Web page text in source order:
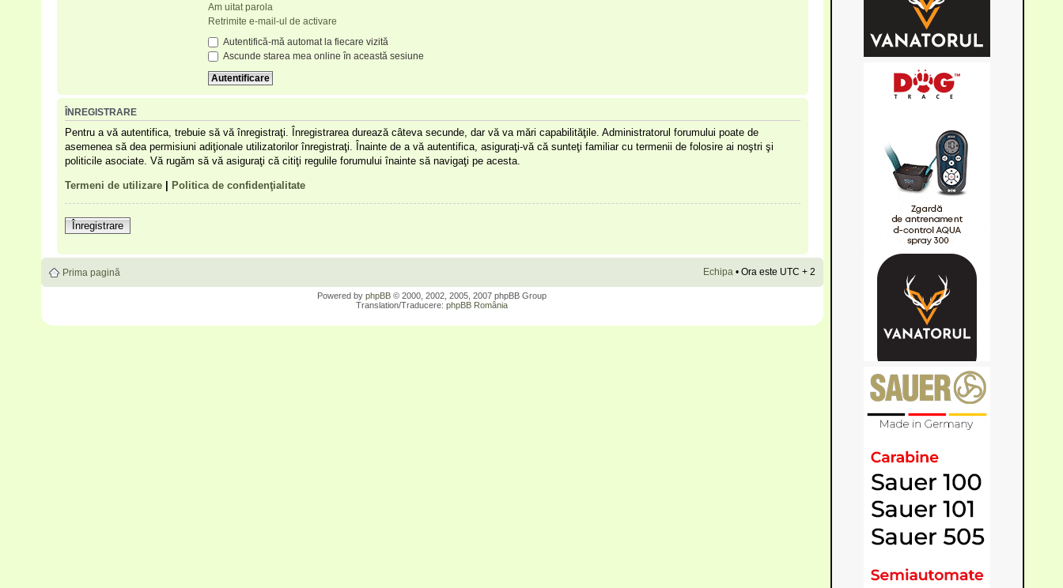
Am uitat parola
Retrimite e-mail-ul de activare
Autentifică-mă automat la fiecare vizită
Ascunde starea mea online în această sesiune
ÎNREGISTRARE
Pentru a vă autentifica, trebuie să vă înregistraţi. Înregistrarea durează câteva secunde, dar vă va mări capabilităţile. Administratorul forumului poate de
asemenea să dea permisiuni adiţionale utilizatorilor înregistraţi. Înainte de a vă autentifica, asiguraţi-vă că sunteţi familiar cu termenii de folosire ai noştri şi
politicile asociate. Vă rugăm să vă asiguraţi că citiţi regulile forumului înainte să navigaţi pe acesta.
Termeni de utilizare| Politica de confidenţialitate
Înregistrare
Prima pagină Echipa• Ora este UTC + 2
Powered by phpBB © 2000, 2002, 2005, 2007 phpBB Group
Translation/Traducere: phpBB România